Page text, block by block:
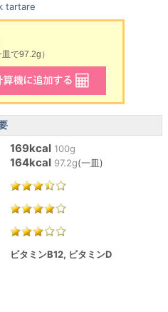
tartare
で97.2g）
169kcal 100g
164kcal 97.2g(一皿)
ビタミンB12, ビタミンD